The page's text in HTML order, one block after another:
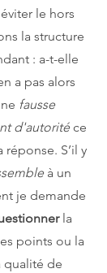
le hors
la structure
: a-t-elle
a pas alors
fausse
d'autorité ce
S’il y
à un
je demande
la
points ou la
qualité de